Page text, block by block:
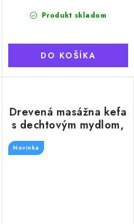
Produkt skladom
DO KOŠÍKA
Drevená masážna kefa
s dechtovým mydlom,
Novinka